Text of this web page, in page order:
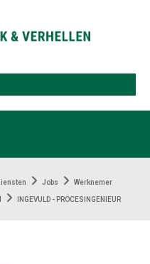
Jobs Werknemer
INGEVULD - PROCESINGENIEUR